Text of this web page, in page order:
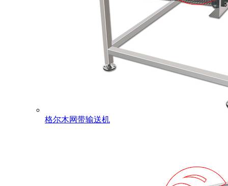
格尔木网带输送机